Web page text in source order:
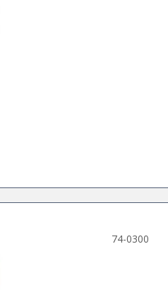
74-0300